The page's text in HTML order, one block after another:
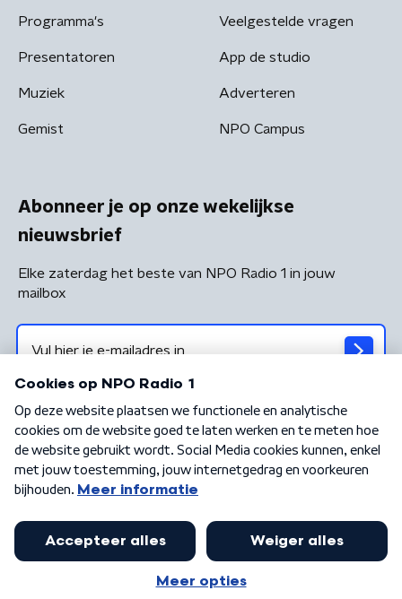
Programma's
Presentatoren
Muziek
Gemist
Veelgestelde vragen
App de studio
Adverteren
NPO Campus
Abonneer je op onze wekelijkse
nieuwsbrief
Elke zaterdag het beste van NPO Radio 1 in jouw
mailbox
Algemene voorwaarden